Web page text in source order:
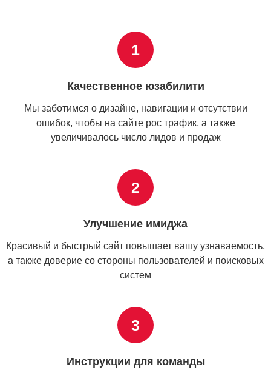
1
Качественное юзабилити
Мы заботимся о дизайне, навигации и отсутствии
ошибок, чтобы на сайте рос трафик, а также
увеличивалось число лидов и продаж
2
Улучшение имиджа
Красивый и быстрый сайт повышает вашу узнаваемость,
а также доверие со стороны пользователей и поисковых
систем
3
Инструкции для команды